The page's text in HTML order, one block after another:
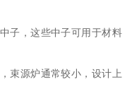
子，这些中子可用于材料
束源炉通常较小，设计上